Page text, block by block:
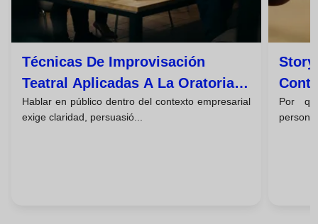
Técnicas De Improvisación
Teatral Aplicadas A La Oratoria
De Negocios
Hablar en público dentro del contexto empresarial
exige claridad, persuasió...
A Tu
Por